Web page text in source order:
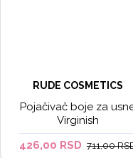
RUDE COSMETICS
Pojačivač boje za
Virginish
426,00 RSD 711,00